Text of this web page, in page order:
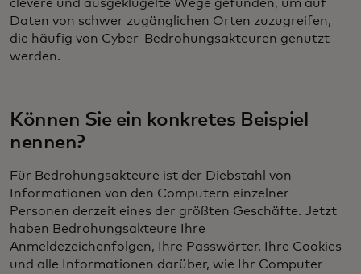
clevere und ausgeklügelte Wege gefunden, um auf
Daten von schwer zugänglichen Orten zuzugreifen,
die häufig von Cyber-Bedrohungsakteuren genutzt
werden.
Können Sie ein konkretes Beispiel
nennen?
Für Bedrohungsakteure ist der Diebstahl von
Informationen von den Computern einzelner
Personen derzeit eines der größten Geschäfte. Jetzt
haben Bedrohungsakteure Ihre
Anmeldezeichenfolgen, Ihre Passwörter, Ihre Cookies
und alle Informationen darüber, wie Ihr Computer